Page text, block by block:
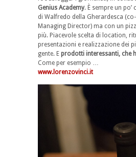
Genius Academy. È sempre un po’
di Walfredo della Gherardesca
Managing Director) ma con un
più. Piacevole scelta di location,
presentazioni e realizzazione dei
gente. E prodotti interessanti, che
Come per esempio …
www.lorenzovinci.it